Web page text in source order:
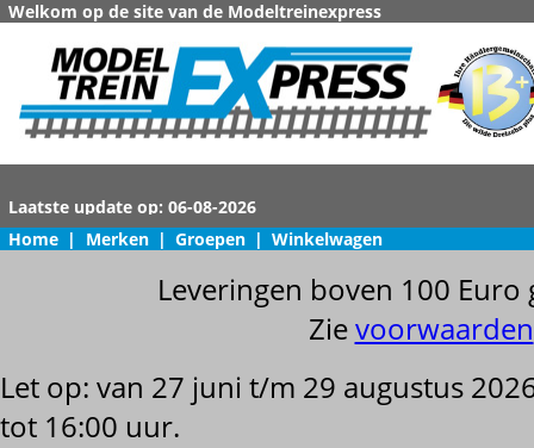
Welkom op de site van de Modeltreinexpress
Home | Merken | Groepen | Winkelwagen
Leveringen boven 100
Zievoorwaarden
Let op: van 27 juni t/m 29 augustus
tot 16:00 uur.